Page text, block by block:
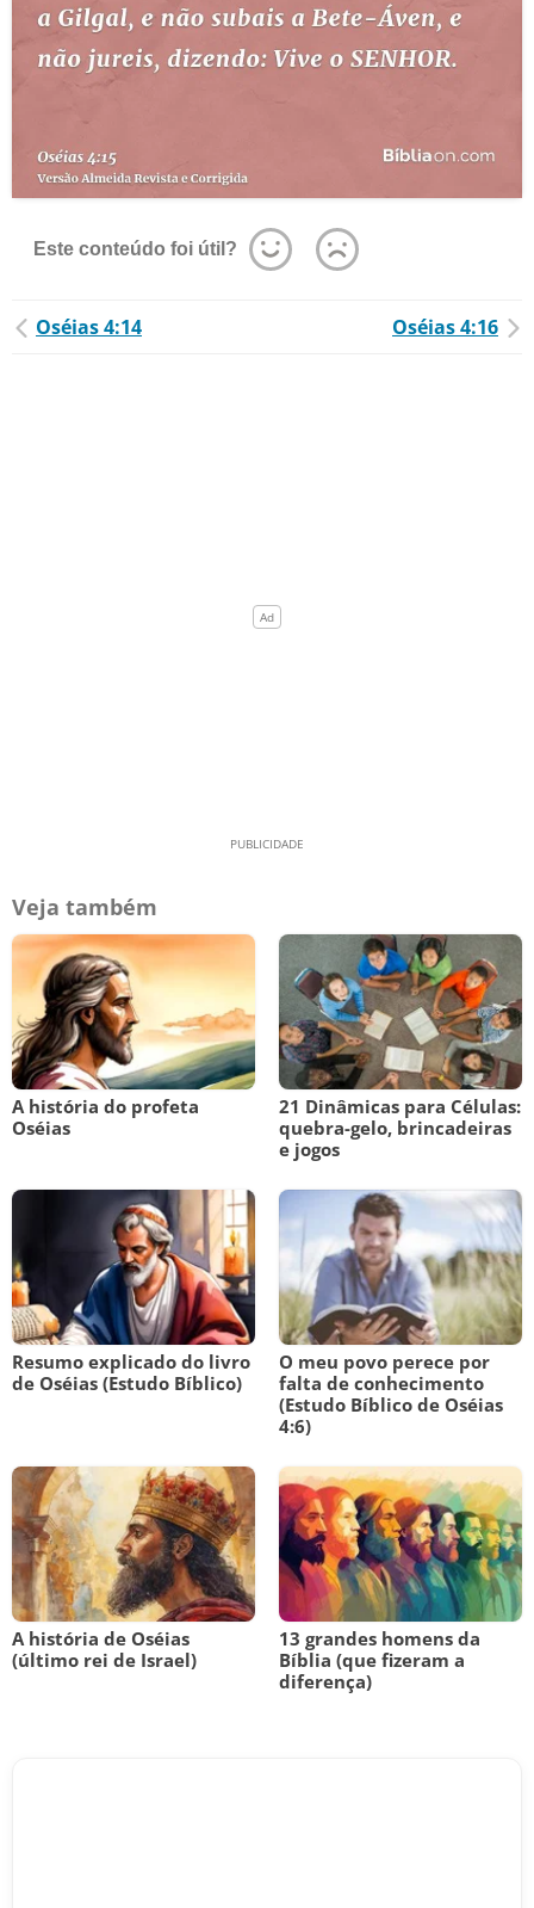
Este conteúdo foi útil?
Oséias 4:14 Oséias 4:16
Veja também
A história do profeta
Oséias
21 Dinâmicas para Células:
quebra-gelo, brincadeiras
e jogos
Resumo explicado do livro
de Oséias (Estudo Bíblico)
O meu povo perece por
falta de conhecimento
(Estudo Bíblico de Oséias
4:6)
A história de Oséias
(último rei de Israel)
13 grandes homens da
Bíblia (que fizeram a
diferença)